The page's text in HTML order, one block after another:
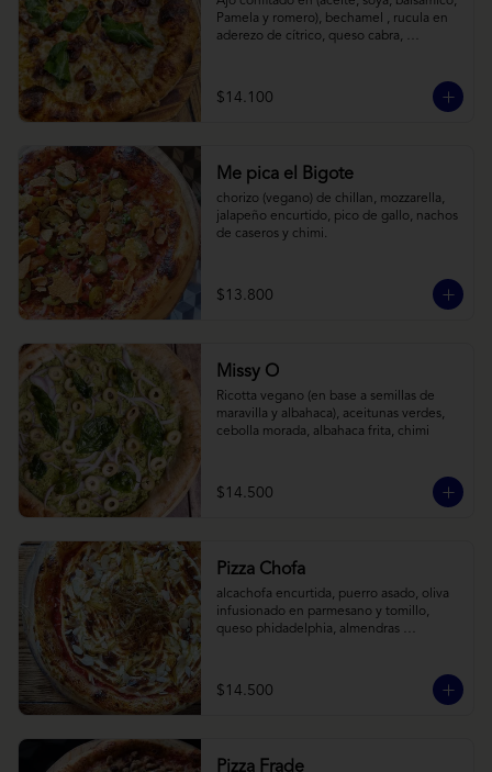
Pamela y romero), bechamel , rucula en
aderezo de cítrico, queso cabra,
$14.100
Me pica el Bigote
chorizo (vegano) de chillan, mozzarella,
jalapeño encurtido, pico de gallo, nachos
de caseros y chimi.
$13.800
Missy O
Ricotta vegano (en base a semillas de
maravilla y albahaca), aceitunas verdes,
cebolla morada, albahaca frita, chimi
$14.500
Pizza Chofa
alcachofa encurtida, puerro asado, oliva
infusionado en parmesano y tomillo,
queso phidadelphia, almendras
$14.500
Pizza Frade